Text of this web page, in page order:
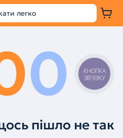
0
пішло не так
КНОПКА
ЗВ'ЯЗКУ